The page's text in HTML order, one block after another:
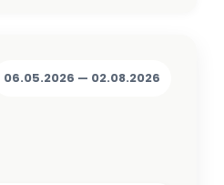
06.05.2026 — 02.08.2026